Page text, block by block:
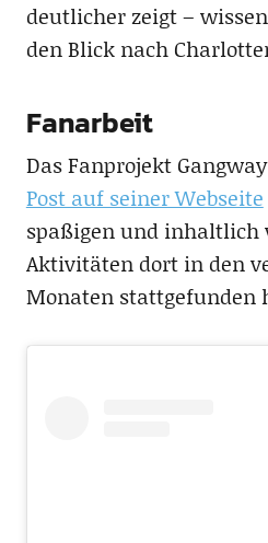
deutlicher zeigt –
den Blick nach
Fanarbeit
Das Fanprojekt
Post auf seiner Webseite
spaßigen und inhaltlich
Aktivitäten dort in den
Monaten stattgefunden